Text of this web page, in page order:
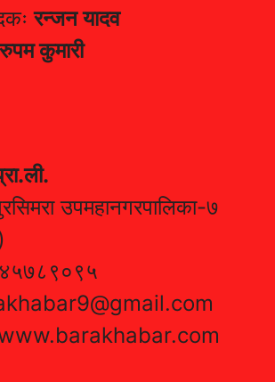
रन्जन यादव
रुपम कुमारी
उपमहानगरपालिका-७
www.barakhabar.com